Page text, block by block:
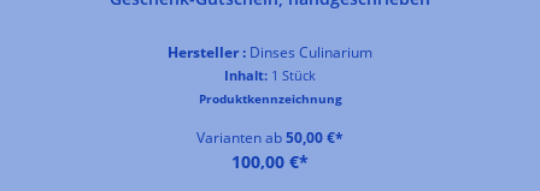
Hersteller : Dinses Culinarium
Inhalt: 1 Stück
Produktkennzeichnung
Varianten ab50,00 €*
100,00 €*